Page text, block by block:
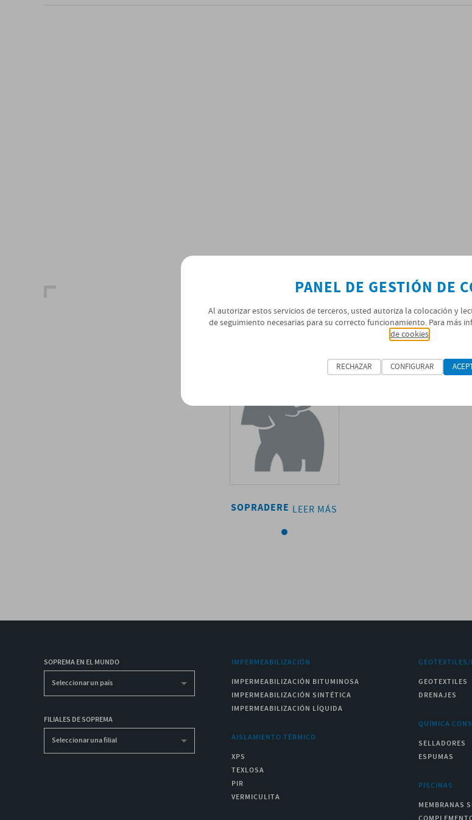
PRODUCTOS RELACIONADOS
SOPRADERE LEER MÁS
SOPREMA EN EL MUNDO
Seleccionar un país
FILIALES DE SOPREMA
Seleccionar una filial
IMPERMEABILIZACIÓN
IMPERMEABILIZACIÓN BITUMINOSA
IMPERMEABILIZACIÓN SINTÉTICA
IMPERMEABILIZACIÓN LÍQUIDA
AISLAMIENTO TÉRMICO
XPS
TEXLOSA
PIR
VERMICULITA
GEOTEXTILES
DRENAJES
QUÍMICA
SELLADORES
ESPUMAS
PISCINAS
MEMBRANAS
PANEL DE GESTIÓN DE
Al autorizar estos servicios de terceros, usted autoriza la colocación y
de seguimiento necesarias para su correcto funcionamiento. Para más
de cookies
RECHAZAR CONFIGURAR